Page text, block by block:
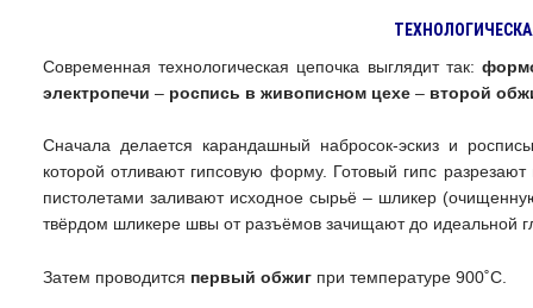
Современная технологическая цепочка выглядит так:
электропечи – роспись в живописном цехе– второй
Сначала делается карандашный набросок-эскиз и
которой отливают гипсовую форму. Готовый гипс
пистолетами заливают исходное сырьё – шликер
твёрдом шликере швы от разъёмов зачищают до идеальной
Затем проводится первый обжигпри температуре 900˚С.